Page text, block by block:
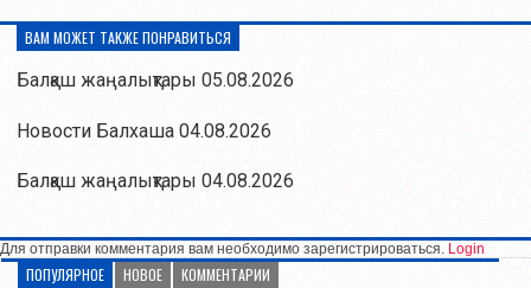
ВАМ МОЖЕТ ТАКЖЕ ПОНРАВИТЬСЯ
Балқаш жаңалықтары 05.08.2026
Новости Балхаша 04.08.2026
Балқаш жаңалықтары 04.08.2026
Для отправки комментария вам необходимо зарегистрироваться. Login
ПОПУЛЯРНОЕ НОВОЕ КОММЕНТАРИИ